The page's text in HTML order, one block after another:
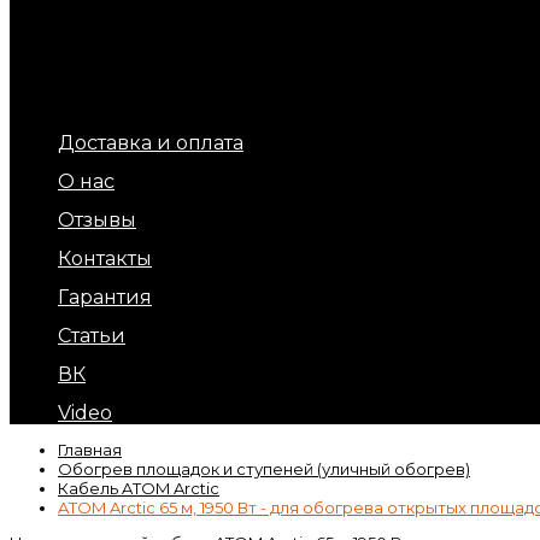
Доставка и оплата
О нас
Отзывы
Контакты
Гарантия
Статьи
ВК
Video
Главная
Обогрев площадок и ступеней (уличный обогрев)
Кабель ATOM Arctic
ATOM Arctic 65 м, 1950 Вт - для обогрева открытых